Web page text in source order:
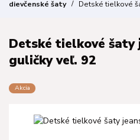
dievčenské šaty
Detské tielkové
Detské tielkové šaty
guličky veľ. 92
Akcia